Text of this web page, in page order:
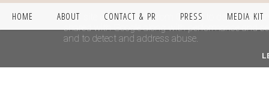
HOME ABOUT CONTACT & PR PRESS MEDIA KIT
This site uses cookies from Google to deliver its
shared with Google along with performance and
and to detect and address abuse.